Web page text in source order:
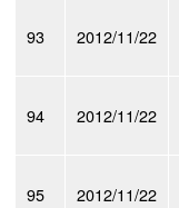
93 2012/11/22
94 2012/11/22
95 2012/11/22